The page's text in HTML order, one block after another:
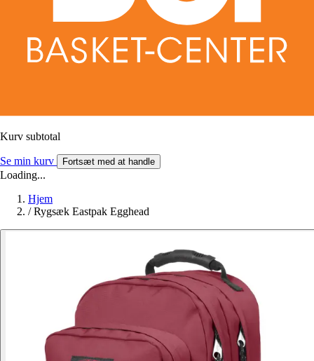
Kurv subtotal
Se min kurv Fortsæt med at handle
Loading...
Hjem
/ Rygsæk Eastpak Egghead